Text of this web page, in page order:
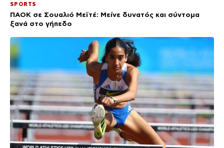
SPORTS
ΠΑΟΚ σε Σουαλιό Μεϊτέ: Μείνε δυνατός και σύντομα
ξανά στο γήπεδο